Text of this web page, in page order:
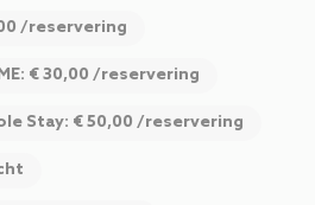
/reservering
€ 30,00 /reservering
Stay: € 50,00 /reservering